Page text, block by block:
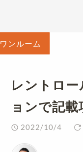
ワンルーム
レントロ
ョンで記
2022/10/4